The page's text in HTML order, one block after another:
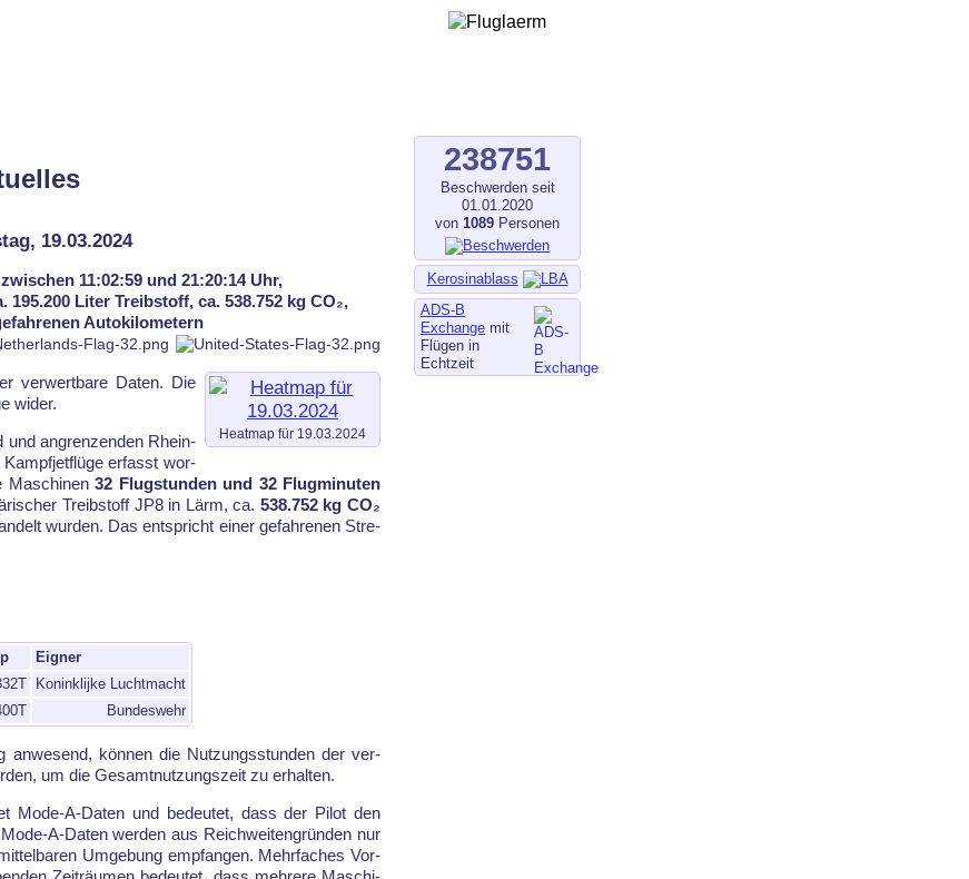
19.03.2024
11:02:59 und 21:20:14 Uhr,
Liter Treibstoff, ca. 538.752 kg CO₂,
Autokilometern
Heatmap für 19.03.2024
ver­wert­ba­re Da­ten. Die
wi­der.
und an­gren­zen­den Rhein­
Kampf­jet­flü­ge er­fasst wor­
Ma­schi­nen32 Flugstunden und 32 Flugminuten
Treib­stoff JP8 in Lärm, ca. 538.752 kg CO₂
wur­den. Das ent­spricht ei­ner ge­fah­re­nen Stre­
Eigner
Koninklijke Luchtmacht
Bundeswehr
an­we­send, kön­nen die Nut­zungs­stun­den der ver­
um die Ge­samt­nut­zungs­zeit zu er­hal­ten.
Mode-A-Da­ten und be­deu­tet, dass der Pi­lot den
A-Da­ten wer­den aus Reich­wei­ten­grün­den nur
Um­ge­bung emp­fan­gen. Mehr­fa­ches Vor­
238751
Beschwerden seit
01.01.2020
von 1089 Personen
Kerosinablass
ADS-B
Exchange mit
Flügen in
Echtzeit